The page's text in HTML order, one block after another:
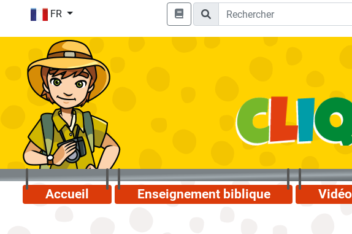
FR
Accueil Enseignement biblique